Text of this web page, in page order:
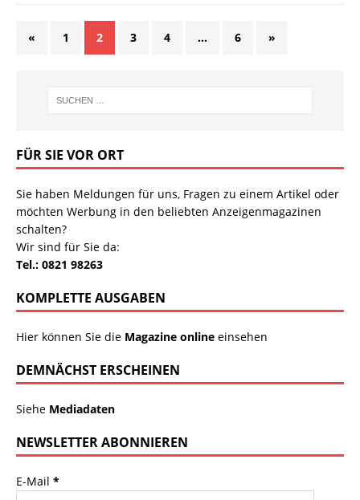
« 1 2 3 4 … 6 »
FÜR SIE VOR ORT
Sie haben Meldungen für uns, Fragen zu einem Artikel oder
möchten Werbung in den beliebten Anzeigenmagazinen
schalten?
Wir sind für Sie da:
Tel.: 0821 98263
KOMPLETTE AUSGABEN
Hier können Sie die Magazine online einsehen
DEMNÄCHST ERSCHEINEN
Siehe Mediadaten
NEWSLETTER ABONNIEREN
E-Mail *